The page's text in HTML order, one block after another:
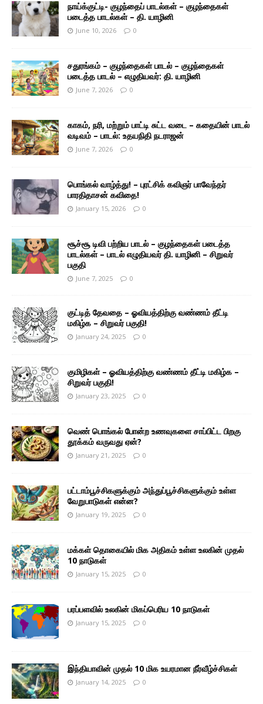
நாய்க்குட்டி- குழந்தைப் பாடல்கள் – குழந்தைகள்
படைத்த பாடல்கள் – தி. யாழினி
June 10, 2026 0
சதுரங்கம் – குழந்தைகள் பாடல் – குழந்தைகள்
படைத்த பாடல் – எழுதியவர்: தி. யாழினி
June 7, 2026 0
காகம், நரி, மற்றும் பாட்டி சுட்ட வடை – கதையின் பாடல்
வடிவம் – பாடல்: உதயநிதி நடராஜன்
June 7, 2026 0
பொங்கல் வாழ்த்து! – புரட்சிக் கவிஞர் பாவேந்தர்
பாரதிதாசன் கவிதை!
January 15, 2026 0
சூச்சூ டிவி பற்றிய பாடல் – குழந்தைகள் படைத்த
பாடல்கள் – பாடல் எழுதியவர் தி. யாழினி – சிறுவர்
பகுதி
June 7, 2025 0
குட்டித் தேவதை – ஓவியத்திற்கு வண்ணம் தீட்டி
மகிழ்க – சிறுவர் பகுதி!
January 24, 2025 0
குமிழிகள் – ஓவியத்திற்கு வண்ணம் தீட்டி மகிழ்க –
சிறுவர் பகுதி!
January 23, 2025 0
வெண் பொங்கல் போன்ற உணவுகளை சாப்பிட்ட பிறகு
தூக்கம் வருவது ஏன்?
January 21, 2025 0
பட்டாம்பூச்சிகளுக்கும் அந்துப்பூச்சிகளுக்கும் உள்ள
வேறுபாடுகள் என்ன?
January 19, 2025 0
மக்கள் தொகையில் மிக அதிகம் உள்ள உலகின் முதல்
10 நாடுகள்
January 15, 2025 0
பரப்பளவில் உலகின் மிகப்பெரிய 10 நாடுகள்
January 15, 2025 0
இந்தியாவின் முதல் 10 மிக உயரமான நீர்வீழ்ச்சிகள்
January 14, 2025 0